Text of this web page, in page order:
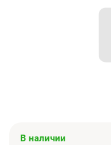
В наличии